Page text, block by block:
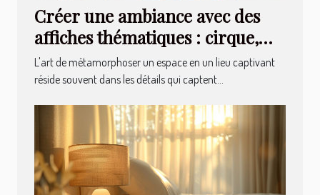
Créer une ambiance avec des
affiches thématiques : cirque,
cocktails et plus
L'art de métamorphoser un espace en un lieu captivant
réside souvent dans les détails qui captent...